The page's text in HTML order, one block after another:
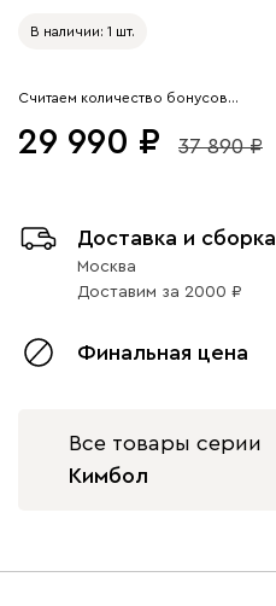
В наличии: 1 шт.
Считаем количество бонусов…
29 990 37 890
Доставка и сборка
Москва
Доставим за 2000
Финальная цена
Все товары серии
Кимбол